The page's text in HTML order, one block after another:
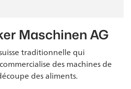
Maschinen AG
traditionnelle qui
des machines de
des aliments.